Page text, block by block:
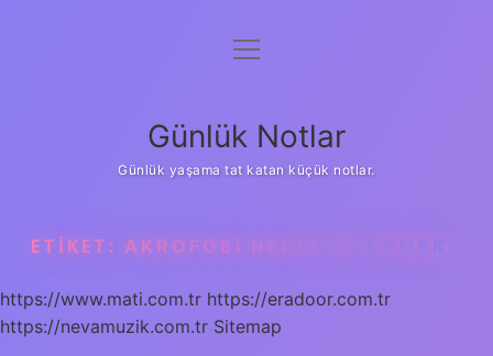
Anasayfa
Yasal Uyarı
menüyü
Günlük Notlar
Günlük yaşama tat katan küçük notlar.
ETIKET: AKROFOBI NEDIR NE DEMEK
https://www.mati.com.tr https://eradoor.com.tr
https://nevamuzik.com.tr Sitemap